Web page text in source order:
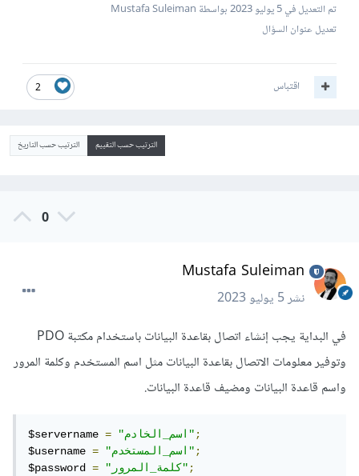
تم التعديل في5 يوليو 2023
بواسطة Mustafa Suleiman
تعديل عنوان السؤال
2 اقتباس
الترتيب حسب التقييم الترتيب حسب التاريخ
0
Mustafa Suleiman
نشر5 يوليو 2023
في البداية يجب إنشاء اتصال بقاعدة البيانات باستخدام مكتبة PDO
وتوفير معلومات الاتصال بقاعدة البيانات مثل اسم المستخدم وكلمة المرور
واسم قاعدة البيانات ومضيف قاعدة البيانات.
$servername = "اسم_الخادم";
$username = "اسم_المستخدم";
$password = "كلمة_المرور";